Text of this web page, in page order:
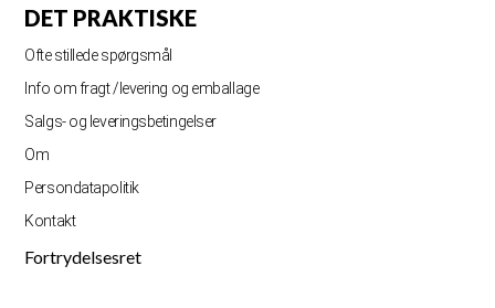
DET PRAKTISKE
Ofte stillede spørgsmål
Info om fragt /levering og emballage
Salgs- og leveringsbetingelser
Om
Persondatapolitik
Kontakt
Fortrydelsesret